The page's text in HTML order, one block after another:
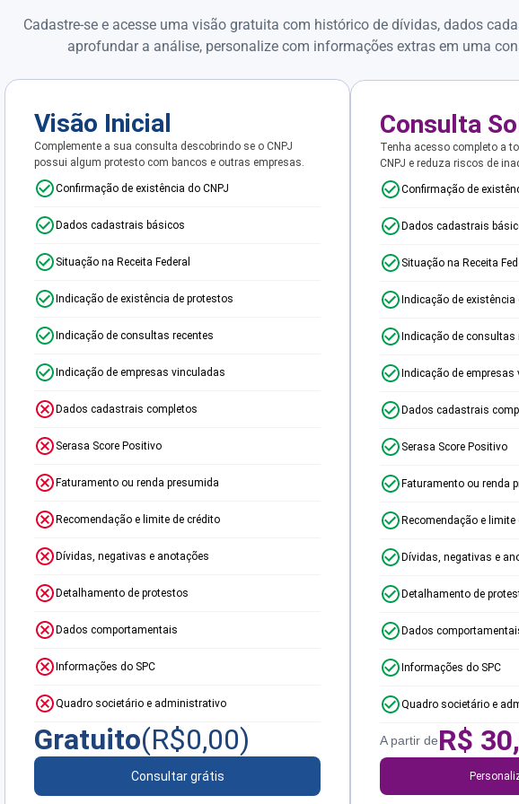
Cadastre-se e acesse uma visão gratuita com histórico de dívidas, dados
aprofundar a análise, personalize com informações extras em uma
Visão Inicial
Complemente a sua consulta descobrindo se o CNPJ
possui algum protesto com bancos e outras empresas.
Confirmação de existência do CNPJ
Dados cadastrais básicos
Situação na Receita Federal
Indicação de existência de protestos
Indicação de consultas recentes
Indicação de empresas vinculadas
Dados cadastrais completos
Serasa Score Positivo
Faturamento ou renda presumida
Recomendação e limite de crédito
Dívidas, negativas e anotações
Detalhamento de protestos
Dados comportamentais
Informações do SPC
Quadro societário e administrativo
Gratuito(R$0,00)
Consultar grátis
Consulta
Tenha acesso completo a
CNPJ e reduza riscos de
Confirmação de
Dados cadastrais
Situação na Receita
Indicação de existência
Indicação de consultas
Indicação de empresas
Dados cadastrais
Serasa Score Positivo
Faturamento ou renda
Recomendação e limite
Dívidas, negativas e
Detalhamento de
Dados
Informações do SPC
Quadro societário e
A partir deR$